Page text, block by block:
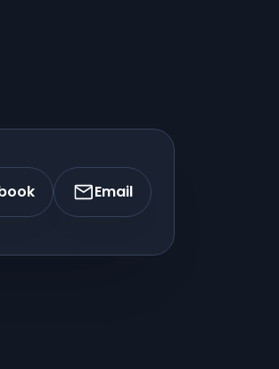
Email